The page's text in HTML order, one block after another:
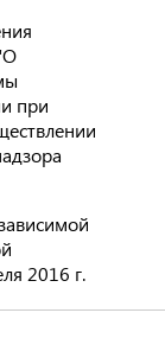
при
2016 г.